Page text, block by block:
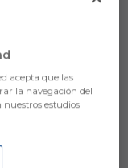
acepta que las
la navegación del
estudios